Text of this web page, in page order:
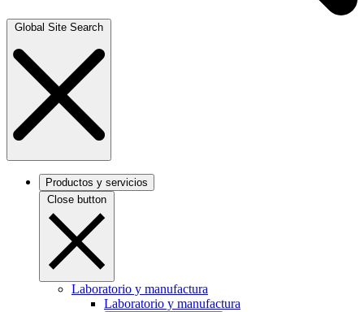
Global Site Search
Productos y servicios
Close button
Laboratorio y manufactura
Laboratorio y manufactura